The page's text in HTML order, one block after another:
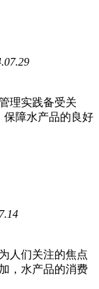
理实践备受关
障水产品的良好
人们关注的焦点
，水产品的消费